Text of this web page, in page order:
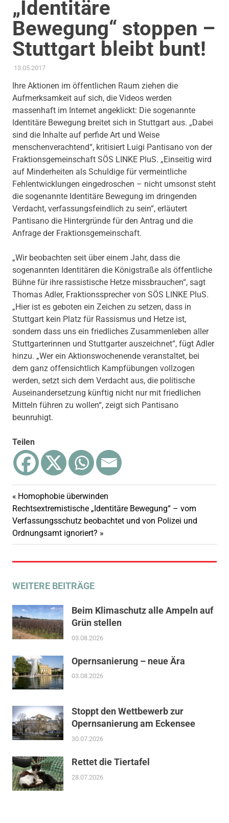
„Identitäre
Bewegung“ stoppen –
Stuttgart bleibt bunt!
13.05.2017ADMIN
AKTUELLES
Ihre Aktionen im öffentlichen Raum ziehen die
Aufmerksamkeit auf sich, die Videos werden
massenhaft im Internet angeklickt: Die sogenannte
Identitäre Bewegung breitet sich in Stuttgart aus. „Dabei
sind die Inhalte auf perfide Art und Weise
menschenverachtend“, kritisiert Luigi Pantisano von der
Fraktionsgemeinschaft SÖS LINKE PluS. „Einseitig wird
auf Minderheiten als Schuldige für vermeintliche
Fehlentwicklungen eingedroschen – nicht umsonst steht
die sogenannte Identitäre Bewegung im dringenden
Verdacht, verfassungsfeindlich zu sein“, erläutert
Pantisano die Hintergründe für den Antrag und die
Anfrage der Fraktionsgemeinschaft.
„Wir beobachten seit über einem Jahr, dass die
sogenannten Identitären die Königstraße als öffentliche
Bühne für ihre rassistische Hetze missbrauchen“, sagt
Thomas Adler, Fraktionssprecher von SÖS LINKE PluS.
„Hier ist es geboten ein Zeichen zu setzen, dass in
Stuttgart kein Platz für Rassismus und Hetze ist,
sondern dass uns ein friedliches Zusammenleben aller
Stuttgarterinnen und Stuttgarter auszeichnet“, fügt Adler
hinzu. „Wer ein Aktionswochenende veranstaltet, bei
dem ganz offensichtlich Kampfübungen vollzogen
werden, setzt sich dem Verdacht aus, die politische
Auseinandersetzung künftig nicht nur mit friedlichen
Mitteln führen zu wollen“, zeigt sich Pantisano
beunruhigt.
Teilen
Beitragsnavigation
Vorheriger
Beitrag:
Homophobie überwinden
Nächster
Beitrag:
Rechtsextremistische „Identitäre Bewegung“ – vom
Verfassungsschutz beobachtet und von Polizei und
Ordnungsamt ignoriert?
WEITERE BEITRÄGE
Beim Klimaschutz alle Ampeln auf
Grün stellen
03.08.2026
Opernsanierung – neue Ära
03.08.2026
Stoppt den Wettbewerb zur
Opernsanierung am Eckensee
30.07.2026
Rettet die Tiertafel
28.07.2026